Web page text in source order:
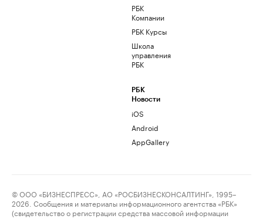
РБК
Компании
РБК Курсы
Школа
управления
РБК
РБК
Новости
iOS
Android
AppGallery
© ООО «БИЗНЕСПРЕСС», АО «РОСБИЗНЕСКОНСАЛТИНГ», 1995–
2026. Сообщения и материалы информационного агентства «РБК»
(свидетельство о регистрации средства массовой информации